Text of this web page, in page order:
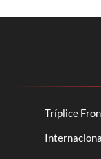
Tríplice